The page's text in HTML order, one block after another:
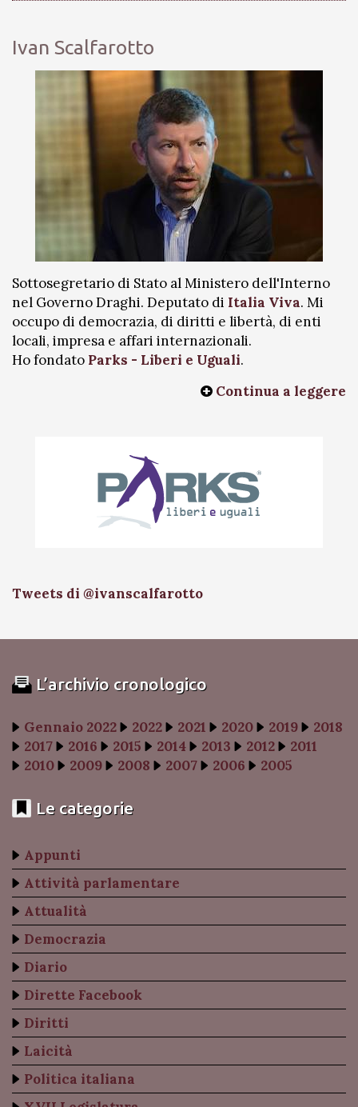
Ivan Scalfarotto
Sottosegretario di Stato al Ministero dell'Interno
nel Governo Draghi. Deputato di Italia Viva. Mi
occupo di democrazia, di diritti e libertà, di enti
locali, impresa e affari internazionali.
Ho fondato Parks - Liberi e Uguali.
Continua a leggere
Tweets di @ivanscalfarotto
L’archivio cronologico
Gennaio 2022 2022 2021 2020 2019
2018
2017
2016 2015 2014 2013 2012
2011
2010
2009 2008 2007 2006 2005
Le categorie
Appunti
Attività parlamentare
Attualità
Democrazia
Diario
Dirette Facebook
Diritti
Laicità
Politica italiana